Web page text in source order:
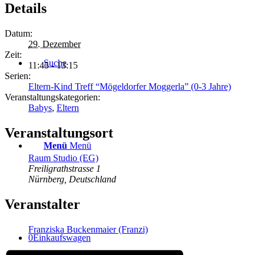
Suche
Menü Menü
0Einkaufswagen
Details
Datum:
29. Dezember
Zeit:
11:45 - 13:15
Serien:
Eltern-Kind Treff “Mögeldorfer Moggerla” (0-3 Jahre)
Veranstaltungskategorien:
Babys, Eltern
Veranstaltungsort
Raum Studio (EG)
Freiligrathstrasse 1
Nürnberg Deutschland
Veranstalter
Franziska Buckenmaier (Franzi)